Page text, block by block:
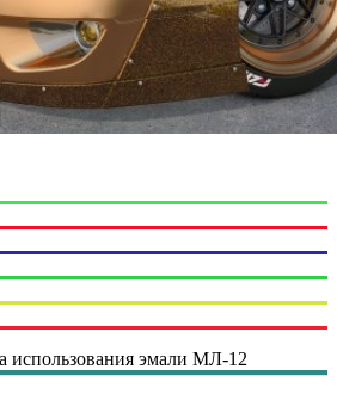
использования эмали МЛ-12